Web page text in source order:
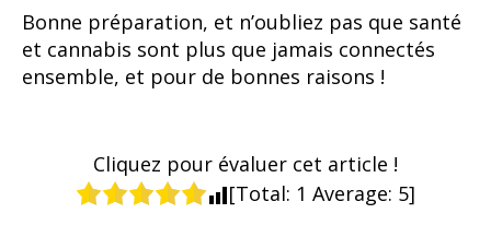
Bonne préparation, et n’oubliez pas que santé
et cannabis sont plus que jamais connectés
ensemble, et pour de bonnes raisons !
Cliquez pour évaluer cet article !
[Total: 1 Average: 5]